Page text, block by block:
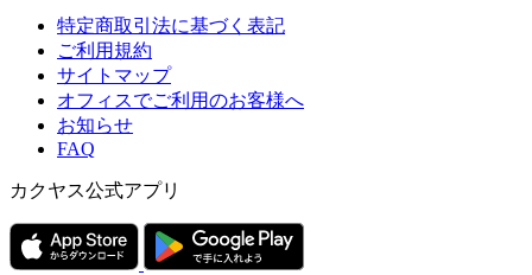
特定商取引法に基づく表記
ご利用規約
サイトマップ
オフィスでご利用のお客様へ
お知らせ
FAQ
カクヤス公式アプリ